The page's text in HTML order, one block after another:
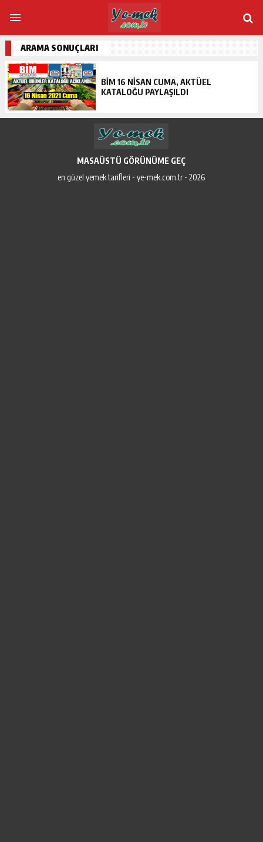
ARAMA SONUÇLARI
BIM 16 NISAN CUMA, AKTÜEL
KATALOĞU PAYLAŞILDI
MASAÜSTÜ GÖRÜNÜME GEÇ
en güzel yemek tarifleri - ye-mek.com.tr - 2026